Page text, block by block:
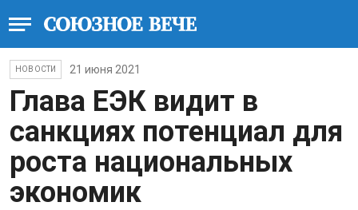
НОВОСТИ 21 июня 2021
Глава ЕЭК видит в
санкциях потенциал для
роста национальных
экономик